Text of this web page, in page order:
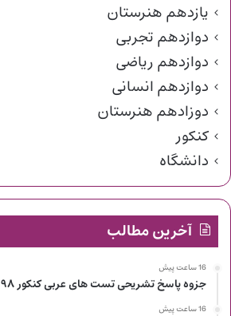
یازدهم هنرستان
دوازدهم تجربی
دوازدهم ریاضی
دوازدهم انسانی
دوزادهم هنرستان
کنکور
دانشگاه
آخرین مطالب
16 ساعت پیش
جزوه پاسخ تشریحی تست های عربی کنکور ۹۸ هنر
16 ساعت پیش